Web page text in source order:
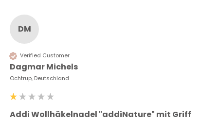
DM
Verified Customer
Dagmar Michels
Ochtrup, Deutschland
Addi Wollhäkelnadel "addiNature" mit Griff